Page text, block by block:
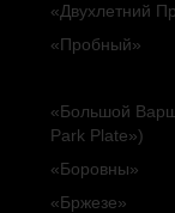
«Двухлетний
«Пробный»
«Большой
Park Plate»)
«Боровны»
«Бржезе»